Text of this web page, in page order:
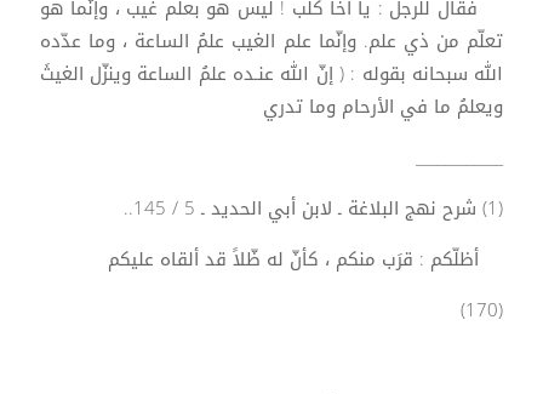
فقال للرجل : يا أخا كلب ! ليس هو بعلم غيب ، وإنّما هو
تعلّم من ذي علم. وإنّما علم الغيب علمُ الساعة ، وما عدّده
الله سبحانه بقوله : ( إنّ الله عنـده علمُ الساعة وينزّل الغيثَ
ويعلمُ ما في الأرحام وما تدري
____________
(1) شرح نهج البلاغة ـ لابن أبي الحديد ـ 5 / 145..
أظلّكم : قرَب منكم ، كأنّ له ظّلاً قد ألقاه عليكم
(170)